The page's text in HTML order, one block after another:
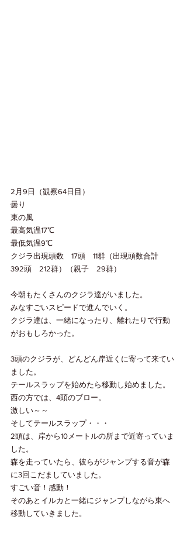
2月9日（観察64日目）
曇り
東の風
最高気温17℃
最低気温9℃
クジラ出現頭数　17頭　11群（出現頭数合計
392頭　212群）（親子　29群）
今朝もたくさんのクジラ達がいました。
みなすごいスピードで進んでいく。
クジラ達は、一緒になったり、離れたりで行動
がおもしろかった。
3頭のクジラが、どんどん岸近くに寄って来てい
ました。
テールスラップを始めたら移動し始めました。
西の方では、4頭のブロー。
激しい～～
そしてテールスラップ・・・
2頭は、岸から10メートルの所まで近寄っていま
した。
森を走っていたら、彼らがジャンプする音が森
に3回こだましていました。
すごい音！感動！
そのあとイルカと一緒にジャンプしながら東へ
移動していきました。